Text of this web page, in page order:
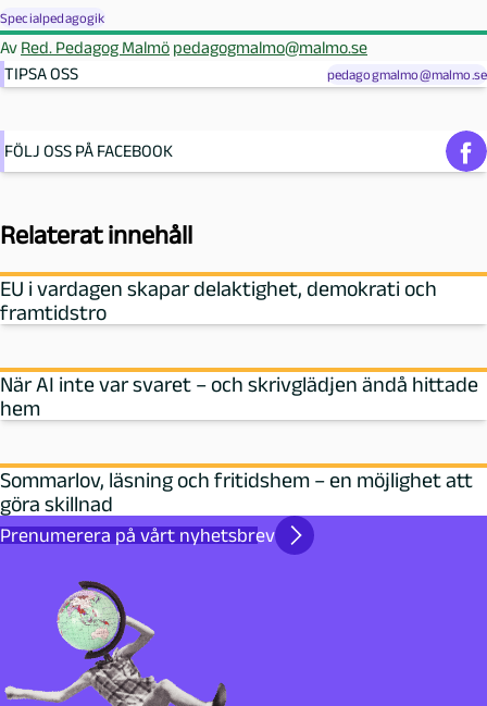
Specialpedagogik
Av Red. Pedagog Malmö pedagogmalmo@malmo.se
TIPSA OSS
pedagogmalmo@malmo.se
FÖLJ OSS PÅ FACEBOOK
Relaterat innehåll
EU i vardagen skapar delaktighet, demokrati och
framtidstro
När AI inte var svaret – och skrivglädjen ändå hittade
hem
Sommarlov, läsning och fritidshem – en möjlighet att
göra skillnad
Prenumerera på vårt nyhetsbrev